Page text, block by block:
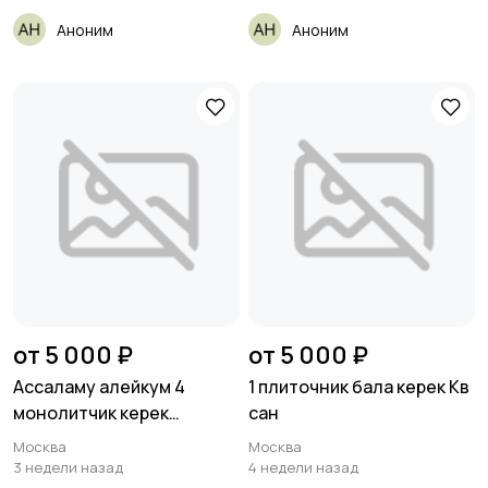
Аноним Аноним
от 5 000 ₽
Ассаламу алейкум 4
монолитчик керек
армировка
Москва
3 недели назад
от 5 000 ₽
1 плиточник бала керек Кв
сан
Москва
4 недели назад